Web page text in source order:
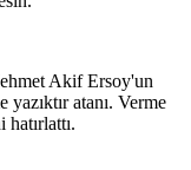
Akif Ersoy'un
atanı. Verme